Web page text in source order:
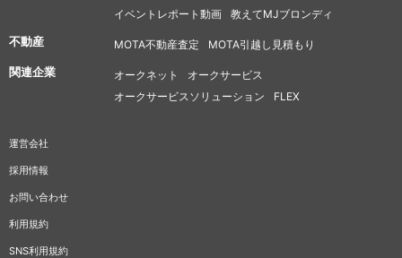
イベントレポート動画
教えてMJブロンディ
不動産 MOTA不動産査定 MOTA引越し見積もり
関連企業 オークネット
オークサービス
オークサービスソリューション
FLEX
運営会社
採用情報
お問い合わせ
利用規約
SNS利用規約